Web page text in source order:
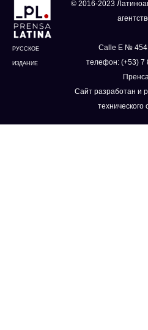
РУССКОЕ
ИЗДАНИЕ
© 2016-2023
Calle E №
телефон: (+53) 7
Сайт разработан и